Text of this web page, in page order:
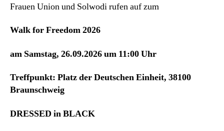
Frauen Union und Solwodi rufen auf zum
Walk for Freedom 2026
am Samstag, 26.09.2026 um 11:00 Uhr
Treffpunkt: Platz der Deutschen Einheit, 38100
Braunschweig
DRESSED in BLACK